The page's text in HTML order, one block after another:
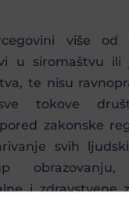
više od
u siromaštvu ili
te nisu
tokove
zakonske
svih
obrazovanju,
i zdravstvene